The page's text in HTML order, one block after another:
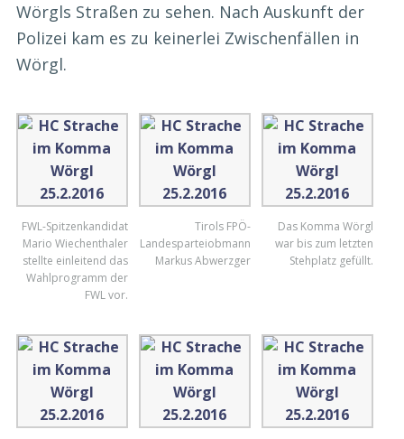
Wörgls Straßen zu sehen. Nach Auskunft der
Polizei kam es zu keinerlei Zwischenfällen in
Wörgl.
FWL-Spitzenkandidat
Mario Wiechenthaler
stellte einleitend das
Wahlprogramm der
FWL vor.
Tirols FPÖ-
Landesparteiobmann
Markus Abwerzger
Das Komma Wörgl
war bis zum letzten
Stehplatz gefüllt.